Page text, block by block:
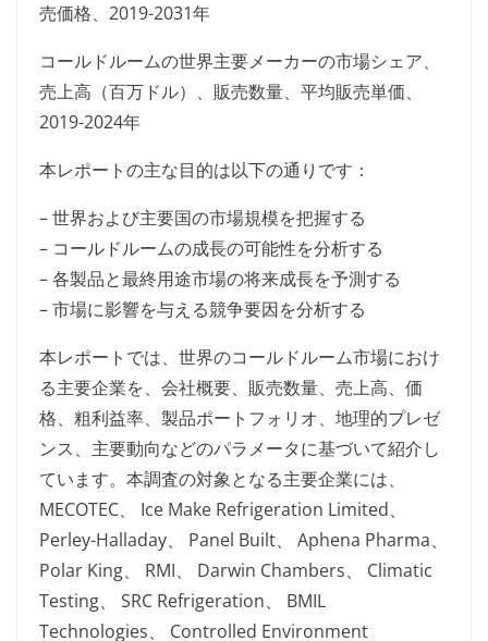
売価格、2019-2031年
コールドルームの世界主要メーカーの市場シェア、
売上高（百万ドル）、販売数量、平均販売単価、
2019-2024年
本レポートの主な目的は以下の通りです：
– 世界および主要国の市場規模を把握する
– コールドルームの成長の可能性を分析する
– 各製品と最終用途市場の将来成長を予測する
– 市場に影響を与える競争要因を分析する
本レポートでは、世界のコールドルーム市場におけ
る主要企業を、会社概要、販売数量、売上高、価
格、粗利益率、製品ポートフォリオ、地理的プレゼ
ンス、主要動向などのパラメータに基づいて紹介し
ています。本調査の対象となる主要企業には、
MECOTEC、 Ice Make Refrigeration Limited、
Perley-Halladay、 Panel Built、 Aphena Pharma、
Polar King、 RMI、 Darwin Chambers、 Climatic
Testing、 SRC Refrigeration、 BMIL
Technologies、 Controlled Environment